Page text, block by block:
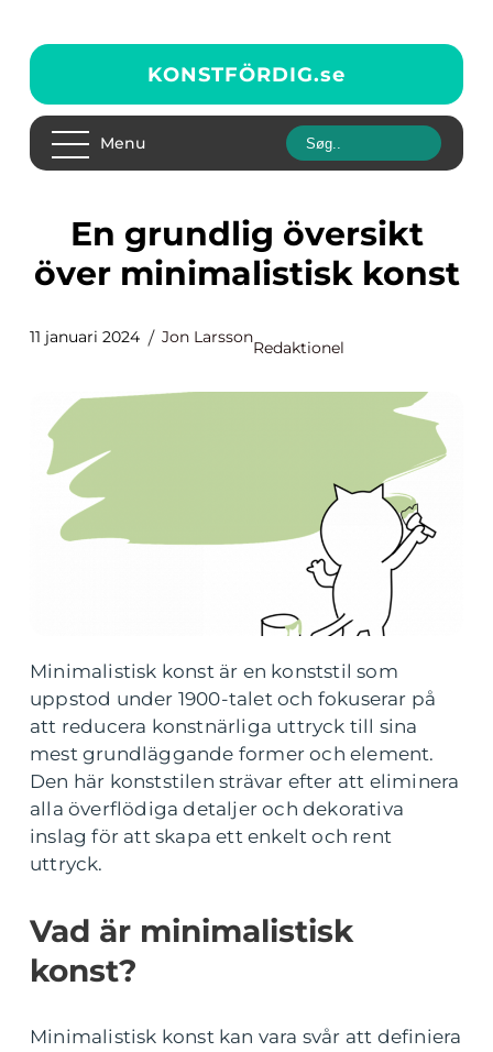
KONSTFÖRDIG.se
Menu
En grundlig översikt
över minimalistisk konst
11 januari 2024 Jon Larsson
Redaktionel
Minimalistisk konst är en konststil som
uppstod under 1900-talet och fokuserar på
att reducera konstnärliga uttryck till sina
mest grundläggande former och element.
Den här konststilen strävar efter att eliminera
alla överflödiga detaljer och dekorativa
inslag för att skapa ett enkelt och rent
uttryck.
Vad är minimalistisk
konst?
Minimalistisk konst kan vara svår att definiera